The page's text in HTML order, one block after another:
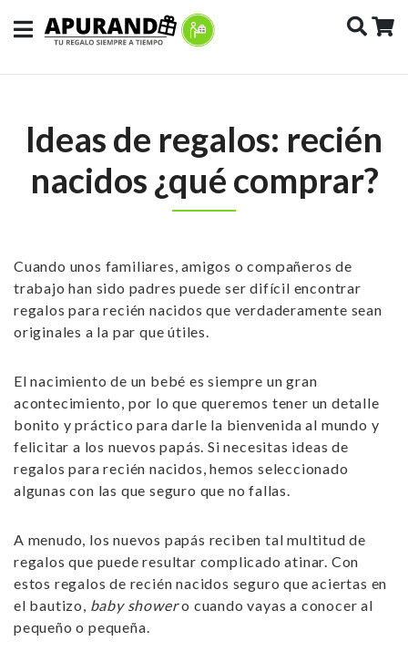
Ideas de regalos: recién
nacidos ¿qué comprar?
Cuando unos familiares, amigos o compañeros de
trabajo han sido padres puede ser difícil encontrar
regalos para recién nacidos que verdaderamente sean
originales a la par que útiles.
El nacimiento de un bebé es siempre un gran
acontecimiento, por lo que queremos tener un detalle
bonito y práctico para darle la bienvenida al mundo y
felicitar a los nuevos papás. Si necesitas ideas de
regalos para recién nacidos, hemos seleccionado
algunas con las que seguro que no fallas.
A menudo, los nuevos papás reciben tal multitud de
regalos que puede resultar complicado atinar. Con
estos regalos de recién nacidos seguro que aciertas en
el bautizo, baby showero cuando vayas a conocer al
pequeño o pequeña.